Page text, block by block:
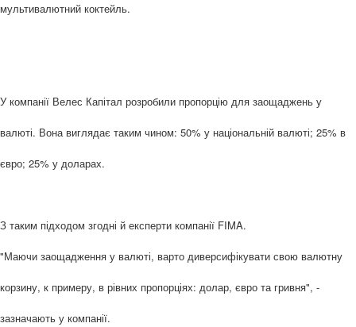
мультивалютний коктейль.
У компанії Велес Капітал розробили пропорцію для заощаджень у
валюті. Вона виглядає таким чином: 50% у національній валюті; 25% в
євро; 25% у доларах.
З таким підходом згодні й експерти компанії FIMA.
"Маючи заощадження у валюті, варто диверсифікувати свою валютну
корзину, к примеру, в рівних пропорціях: долар, євро та гривня", -
зазначають у компанії.